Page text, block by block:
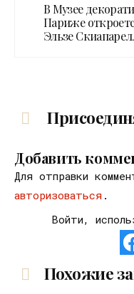
В Музее
Париже
Эльзе
Добавить
Для отправки
авторизоваться .
Войти,
Похожие